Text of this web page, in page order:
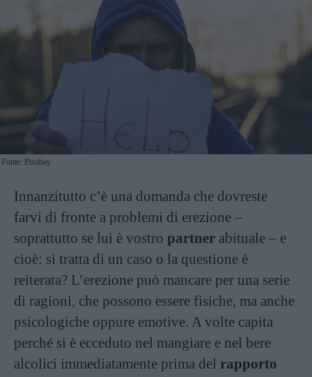
Fonte: Pixabay
Innanzitutto c’è una domanda che dovreste
farvi di fronte a problemi di erezione –
soprattutto se lui è vostro partner abituale – e
cioè: si tratta di un caso o la questione è
reiterata? L’erezione può mancare per una serie
di ragioni, che possono essere fisiche, ma anche
psicologiche oppure emotive. A volte capita
perché si è ecceduto nel mangiare e nel bere
alcolici immediatamente prima del rapporto